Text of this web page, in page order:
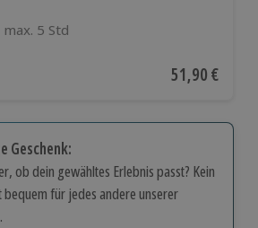
max. 5 Std
basierend auf 34 Bewertungen
Aktueller
51,90 €
Geschenk:
ob dein gewähltes Erlebnis passt? Kein
bequem für jedes andere unserer